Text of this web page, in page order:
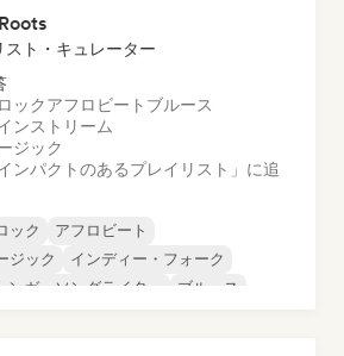
スト・キュレーター
ックアフロビート ブルース
ンストリーム
ジック
ンパクトのあるプレイリスト」に追
ック
アフロビート
ジック
インディー・フォーク
ンガーソングライター
ブルース